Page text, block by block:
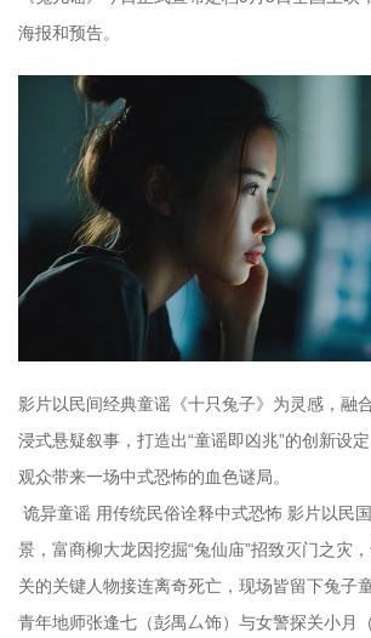
海报和预告。
影片以民间经典童谣《十只兔子》为灵感，融
浸式悬疑叙事，打造出“童谣即凶兆”的创新设
观众带来一场中式恐怖的血色谜局。
诡异童谣 用传统民俗诠释中式恐怖 影片以民
景，富商柳大龙因挖掘“兔仙庙”招致灭门之灾
关的关键人物接连离奇死亡，现场皆留下兔子
青年地师张逢七（彭禺厶饰）与女警探关小月